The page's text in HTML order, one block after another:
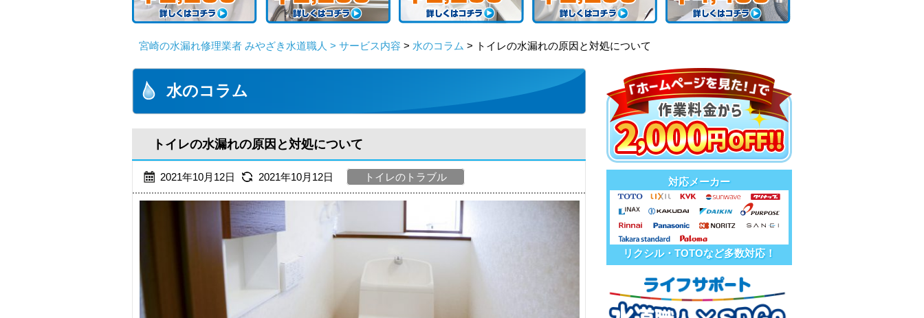
宮崎の水漏れ修理業者 みやざき水道職人 > サービス内容 > 水のコラム > トイレの水漏れの原因と対処について
水のコラム
トイレの水漏れの原因と対処について
2021年10月12日 2021年10月12日 トイレのトラブル 対応メーカー
リクシル・TOTOなど多数対応！